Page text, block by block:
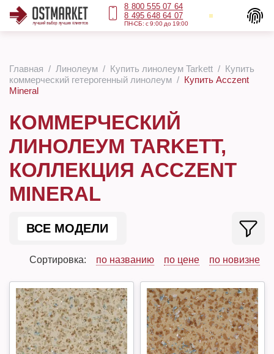
8 800 555 07 64
8 495 648 64 07
ПН-СБ: с 9:00 до 19:00
Главная Линолеум Купить линолеум Tarkett
Купить
коммерческий гетерогенный линолеум
Купить Acczent
Mineral
КОММЕРЧЕСКИЙ
ЛИНОЛЕУМ TARKETT,
КОЛЛЕКЦИЯ ACCZENT
MINERAL
ВСЕ МОДЕЛИ
Сортировка: по названию по цене по новизне